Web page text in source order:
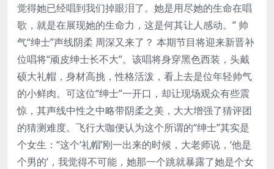
觉得她已经唱到我们掉眼泪了。她是用尽她的生命在唱
歌，就是在展现她的生命力，这是何其让人感动。” 帅
气“绅士”声线阴柔 周深又来了？ 本期节目将迎来新晋补
位唱将“顽皮绅士长不大”。该唱将身穿黑色西装，头戴
硕大礼帽，身材高挑，性格活泼，看上去是位年轻帅气
的小鲜肉。可这位“绅士”一开口，却让现场观众有些震
惊，其声线中性之中略带阴柔之美，大大增强了猜评团
的猜测难度。飞行大咖便认为这个所谓的“绅士”其实是
个女生：“这个‘礼帽’刚一出来的时候，大老师说，‘他是
个男的’，我觉得不可能，她那一个跳就暴露了她是个女